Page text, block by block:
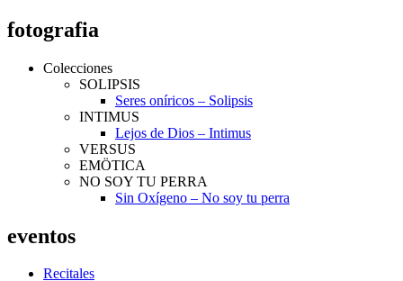
fotografia
Colecciones
SOLIPSIS
Seres oníricos – Solipsis
INTIMUS
Lejos de Dios – Intimus
VERSUS
EMÖTICA
NO SOY TU PERRA
Sin Oxígeno – No soy tu perra
eventos
Recitales